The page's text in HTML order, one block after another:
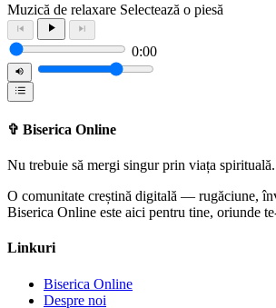
întâii născuți erau ocrotiți prin sângele
păcătos poate fi salvat prin jertfa lui Hristos.
Această temă este esențială pentru
în jertfa rânduită de Dumnezeu. Sângele de
despre ascultare, încredere și acoperire. Nu
mielul să fie junghiat; sângele trebuia
este suficient să știm despre jertfa lui
Muzică de relaxare Selectează o piesă
0:00
✞ Biserica Online
Nu trebuie să mergi singur prin viața spirituală.
O comunitate creștină digitală — rugăciune,
Biserica Online este aici pentru tine, oriunde
Linkuri
Biserica Online
Despre noi